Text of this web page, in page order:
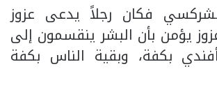
فكان رجلاً يدعى عزوز
يؤمن بأن البشر ينقسمون إلى
بكفة، وبقية الناس بكفة